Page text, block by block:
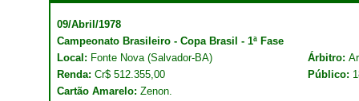
09/Abril/1978
Campeonato Brasileiro - Copa Brasil - 1ª Fase
Local: Fonte Nova (Salvador-BA) Árbitro:
Renda: Cr$ 512.355,00 Público:
Cartão Amarelo: Zenon.